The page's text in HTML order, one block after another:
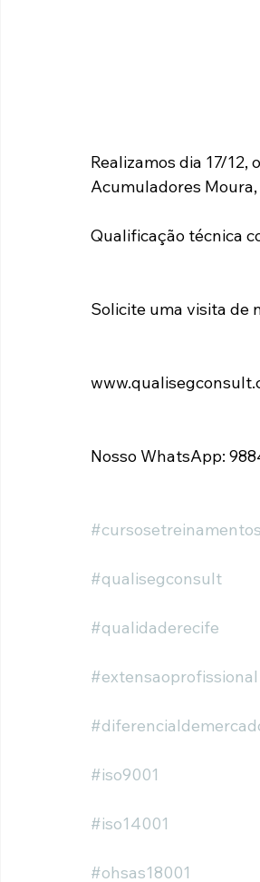
Realizamos dia 17/
Acumuladores
Qualificação técnica
Solicite uma visita de
Nosso WhatsApp:
#cursosetreinamentos
#qualisegconsult
#qualidaderecife
#extensaoprofissional
#iso9001
#iso14001
#ohsas18001